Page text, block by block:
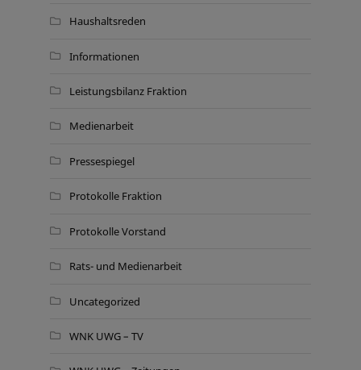
Haushaltsreden
Informationen
Leistungsbilanz Fraktion
Medienarbeit
Pressespiegel
Protokolle Fraktion
Protokolle Vorstand
Rats- und Medienarbeit
Uncategorized
WNK UWG – TV